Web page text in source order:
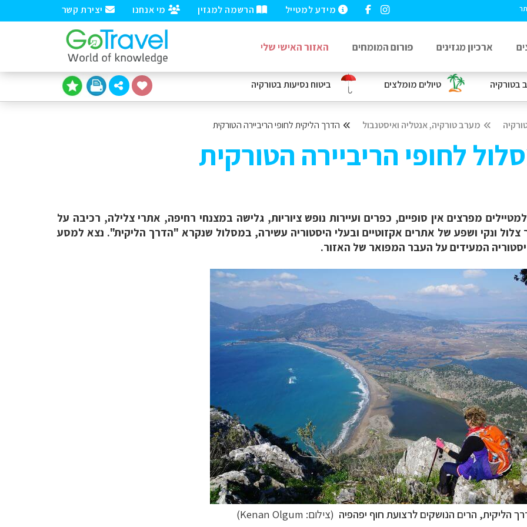
בטורקיה טיולים מומלצים ביטוח נסיעותבטורקיה
יצירת קשר מי אנחנו הרשמה למגזין מידע למטייל
ארכיון מגזינים פורום המומחים האזור האישי שלי
מערב טורקיה, אנטליה ואיסטנבול הדרך הליקית לחופי הריביירה הטורקית
לחופי הריביירה הטורקית
מפרצים אין סופיים, כפרים ועיירות נופש ציוריות, גלישה במצנחי רחיפה, אתרי צלילה, רכיבה על
צלול ונקי ושפע של אתרים אקזוטיים ובעלי היסטוריה עשירה, במסלול שנקרא "הדרך הליקית". נצא למסע
המעידים על העבר המפואר של האזור.
הליקית, הרים הנושקים לרצועת חוף יפהפיה (צילום: Kenan Olgum)